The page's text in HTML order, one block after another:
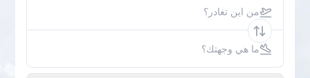
من اين تغادر؟
ما هي وجهتك؟